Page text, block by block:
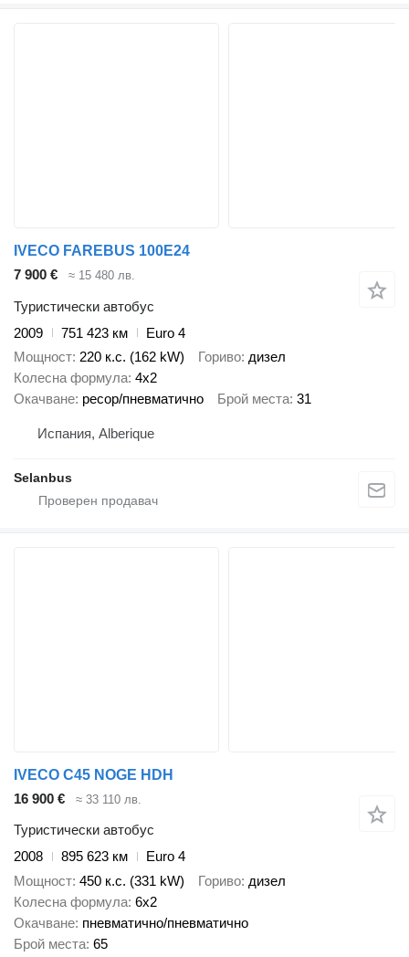
IVECO FAREBUS 100E24
7 900 €
≈ 15 480 лв.
Туристически автобус
2009
751 423 км
Euro 4
Мощност 220 к.с. (162 kW) Гориво дизел
Колесна формула 4x2
Окачване ресор/пневматично Брой места 31
Испания, Alberique
Selanbus
IVECO C45 NOGE HDH
16 900 €
≈ 33 110 лв.
Туристически автобус
2008
895 623 км
Euro 4
Мощност 450 к.с. (331 kW) Гориво дизел
Колесна формула 6x2
Окачване пневматично/пневматично
Брой места 65